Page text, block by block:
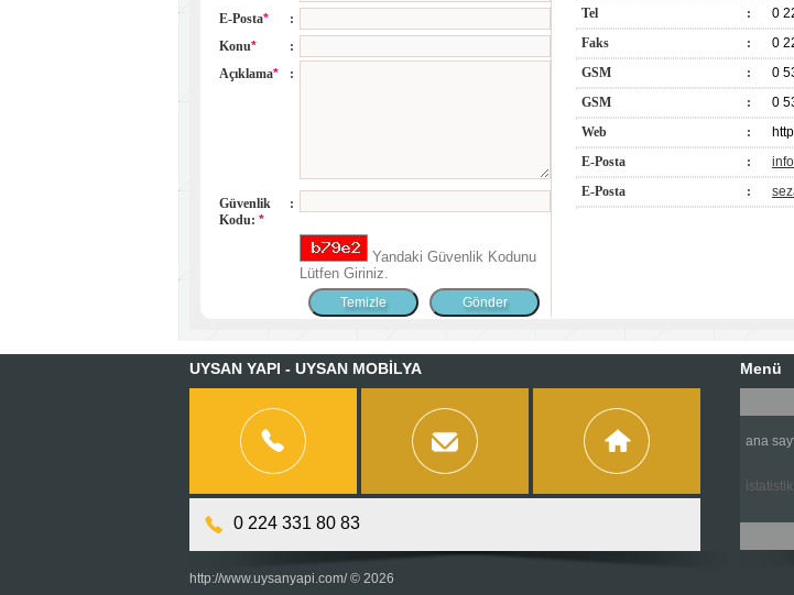
E-Posta*
:
Konu*
:
Açıklama* :
Güvenlik
Kodu: *
:
Yandaki Güvenlik Kodunu
Lütfen Giriniz.
Tel
:
0
Faks
:
0
GSM
:
0
GSM
:
0
Web
:
E-Posta
:
E-Posta
:
UYSAN YAPI - UYSAN MOBİLYA
0 224 331 80 83
Menü
ana
i̇statistik
http://www.uysanyapi.com/ © 2026